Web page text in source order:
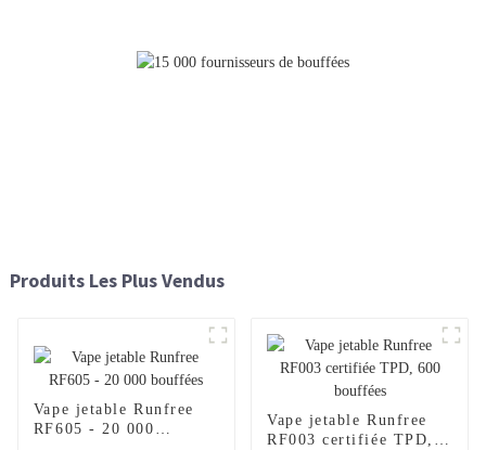
Produits Les Plus Vendus
Vape jetable Runfree
RF605 - 20 000
Vape jetable Runfree
RF003 certifiée TPD,